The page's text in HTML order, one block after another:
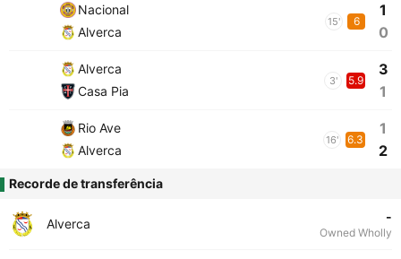
Nacional
Alverca
15' 6
1
0
Alverca
Casa Pia
3' 5.9
3
1
Rio Ave
Alverca
16' 6.3
1
2
Recorde de transferência
Alverca -
Owned Wholly